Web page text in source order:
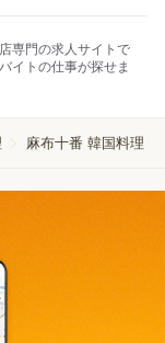
専門の求人サイトで
イトの仕事が探せま
麻布十番 韓国料理